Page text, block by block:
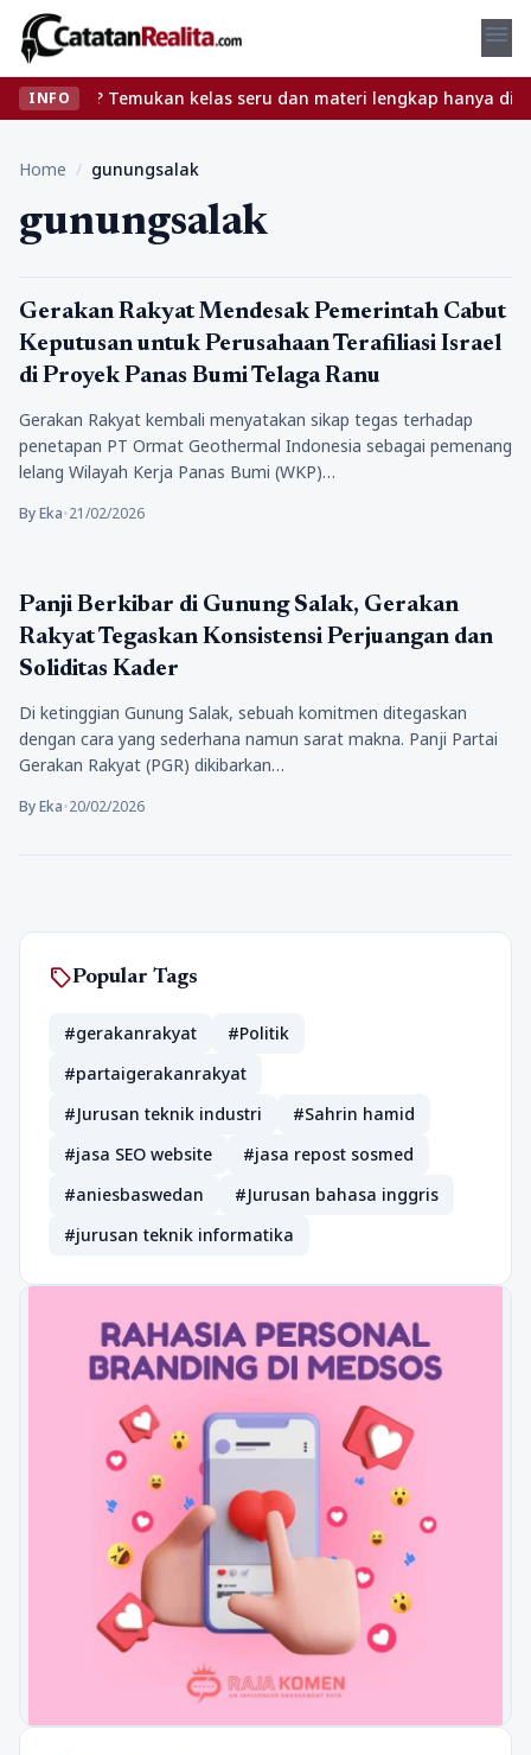
menu
INFO
ribet? Temukan kelas seru dan materi lengkap hanya di
Home / gunungsalak
gunungsalak
Politik
Gerakan Rakyat Mendesak Pemerintah Cabut
Keputusan untuk Perusahaan Terafiliasi Israel
di Proyek Panas Bumi Telaga Ranu
Gerakan Rakyat kembali menyatakan sikap tegas terhadap
penetapan PT Ormat Geothermal Indonesia sebagai pemenang
lelang Wilayah Kerja Panas Bumi (WKP)…
By Eka•21/02/2026
Politik
Panji Berkibar di Gunung Salak, Gerakan
Rakyat Tegaskan Konsistensi Perjuangan dan
Soliditas Kader
Di ketinggian Gunung Salak, sebuah komitmen ditegaskan
dengan cara yang sederhana namun sarat makna. Panji Partai
Gerakan Rakyat (PGR) dikibarkan…
By Eka•20/02/2026
sellPopular Tags
#gerakanrakyat
#Politik
#partaigerakanrakyat
#Jurusan teknik industri
#Sahrin hamid
#jasa SEO website
#jasa repost sosmed
#aniesbaswedan
#Jurusan bahasa inggris
#jurusan teknik informatika